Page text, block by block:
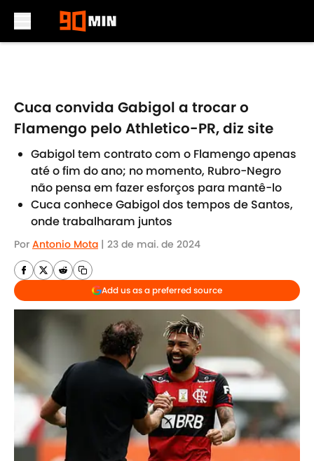
Cuca convida Gabigol a trocar o
Flamengo pelo Athletico-PR, diz site
Gabigol tem contrato com o Flamengo apenas
até o fim do ano; no momento, Rubro-Negro
não pensa em fazer esforços para mantê-lo
Cuca conhece Gabigol dos tempos de Santos,
onde trabalharam juntos
Por Antonio Mota | 23 de mai. de 2024
Add us as a preferred source